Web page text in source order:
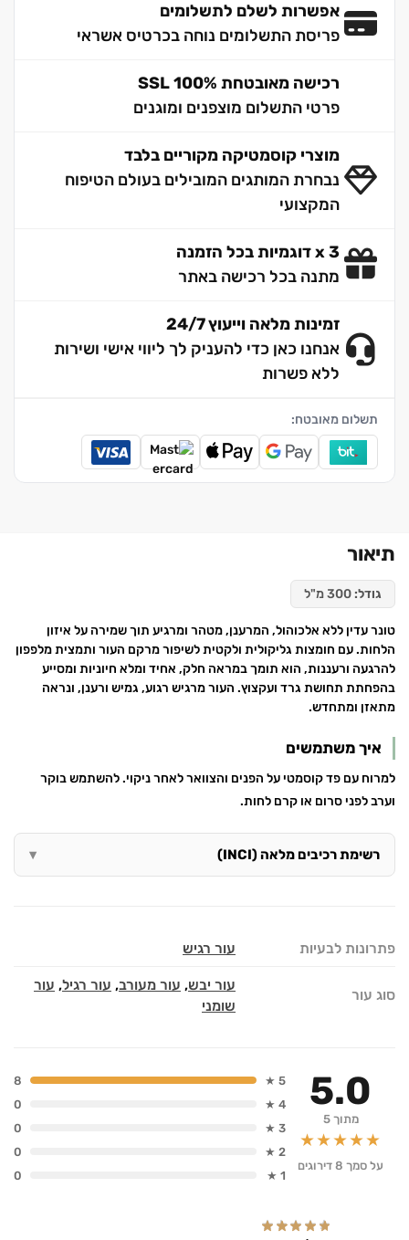
אפשרות לשלם לתשלומים
פריסת התשלומים נוחה בכרטיס אשראי
רכישה מאובטחת 100% SSL
פרטי התשלום מוצפנים ומוגנים
מוצרי קוסמטיקה מקוריים בלבד
נבחרת המותגים המובילים בעולם הטיפוח
המקצועי
3 x דוגמיות בכל הזמנה
מתנה בכל רכישה באתר
זמינות מלאה וייעוץ 24/7
אנחנו כאן כדי להעניק לך ליווי אישי ושירות
ללא פשרות
תשלום מאובטח:
תיאור
גודל:
טונר עדין ללא אלכוהול, המרענן, מטהר ומרגיע תוך שמירה על איזון
הלחות. עם חומצות גליקולית ולקטית לשיפור מרקם העור ותמצית מלפפון
להרגעה ורעננות, הוא תומך במראה חלק, אחיד ומלא חיוניות ומסייע
בהפחתת תחושת גרד ועקצוץ. העור מרגיש רגוע, גמיש ורענן, ונראה
מתאזן ומתחדש.
איך משתמשים
למרוח עם פד קוסמטי על הפנים והצוואר לאחר ניקוי. להשתמש בוקר
וערב לפני סרום או קרם לחות.
רשימת רכיבים מלאה (INCI)
פתרונות לבעיות עור רגיש
סוג עור
עור יבש, עור מעורב, עור רגיל, עור
שומני
5.0
מתוך 5
★★★★★
על סמך 8 דירוגים
5 ★
8
4 ★
0
3 ★
0
2 ★
0
1 ★
0